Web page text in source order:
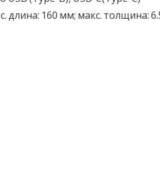
длина: 160 мм; макс. толщина: